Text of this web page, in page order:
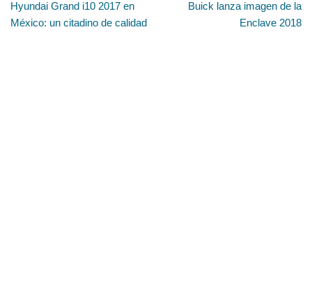
Hyundai Grand i10 2017 en
México: un citadino de calidad
Buick lanza imagen de la
Enclave 2018